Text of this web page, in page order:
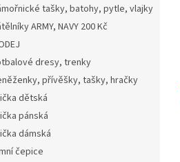
tašky, batohy, pytle, vlajky
ARMY, NAVY 200 Kč
dresy, trenky
přívěšky, tašky, hračky
dětská
pánská
dámská
čepice